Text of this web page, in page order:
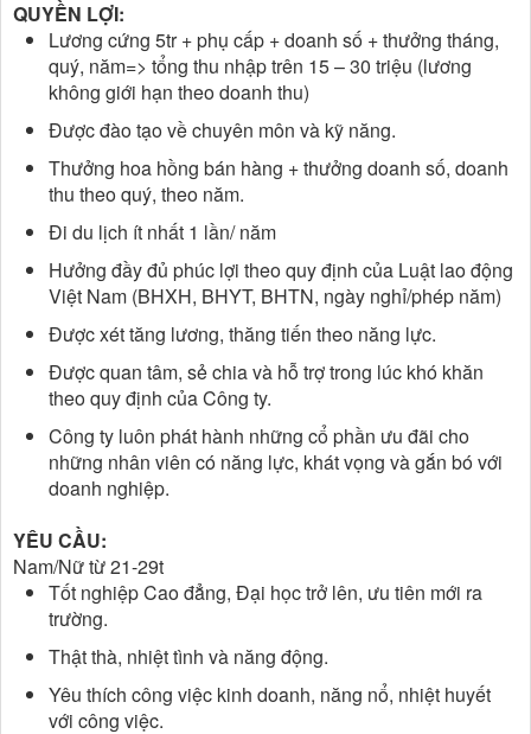
QUYỀN LỢI:
Lương cứng 5tr + phụ cấp + doanh số + thưởng tháng,
quý, năm=> tổng thu nhập trên 15 – 30 triệu (lương
không giới hạn theo doanh thu)
Được đào tạo về chuyên môn và kỹ năng.
Thưởng hoa hồng bán hàng + thưởng doanh số, doanh
thu theo quý, theo năm.
Đi du lịch ít nhất 1 lần/ năm
Hưởng đầy đủ phúc lợi theo quy định của Luật lao động
Việt Nam (BHXH, BHYT, BHTN, ngày nghỉ/phép năm)
Được xét tăng lương, thăng tiến theo năng lực.
Được quan tâm, sẻ chia và hỗ trợ trong lúc khó khăn
theo quy định của Công ty.
Công ty luôn phát hành những cổ phần ưu đãi cho
những nhân viên có năng lực, khát vọng và gắn bó với
doanh nghiệp.
YÊU CẦU:
Nam/Nữ từ 21-29t
Tốt nghiệp Cao đẳng, Đại học trở lên, ưu tiên mới ra
trường.
Thật thà, nhiệt tình và năng động.
Yêu thích công việc kinh doanh, năng nổ, nhiệt huyết
với công việc.